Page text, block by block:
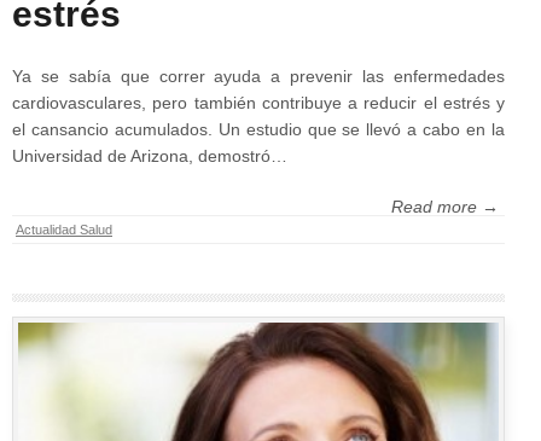
estrés
Ya se sabía que correr ayuda a prevenir las enfermedades
cardiovasculares, pero también contribuye a reducir el estrés y
el cansancio acumulados. Un estudio que se llevó a cabo en la
Universidad de Arizona, demostró…
Read more →
Actualidad Salud